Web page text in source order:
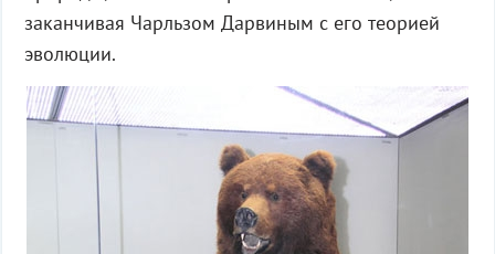
заканчивая Чарльзом Дарвиным с его теорией
эволюции.